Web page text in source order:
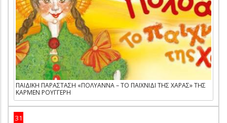
ΠΑΙΔΙΚΗ ΠΑΡΑΣΤΑΣΗ «ΠΟΛΥΑΝΝΑ – ΤΟ ΠΑΙΧΝΙΔΙ ΤΗΣ ΧΑΡΑΣ» ΤΗΣ
ΚΑΡΜΕΝ ΡΟΥΓΓΕΡΗ
31